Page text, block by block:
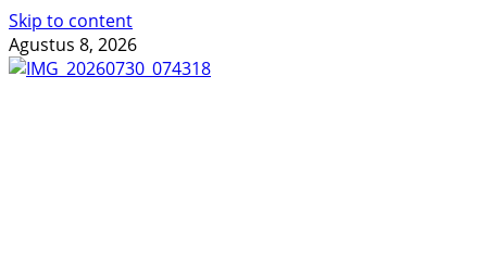
Skip to content
Agustus 8, 2026